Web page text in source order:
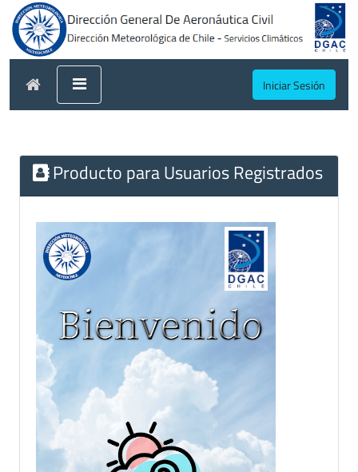
Iniciar Sesión
Producto para Usuarios Registrados